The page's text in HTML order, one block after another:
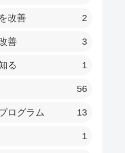
改善 2
善 3
る 1
56
ログラム 13
1